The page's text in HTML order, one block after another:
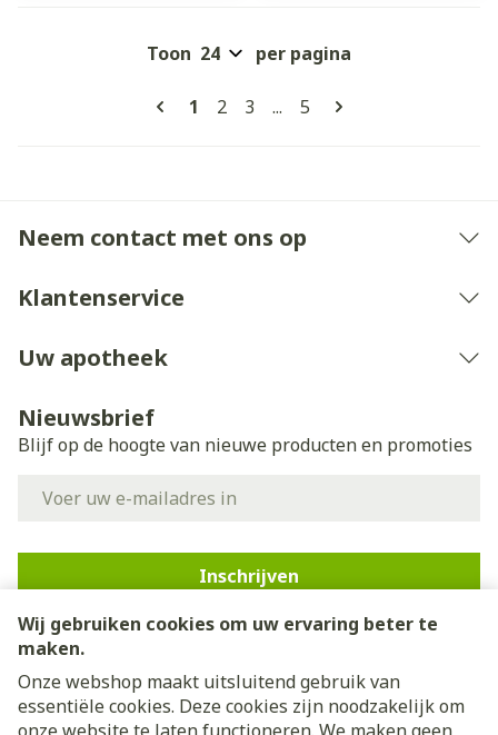
Wij gebruiken cookies om uw ervaring beter te
maken.
Onze webshop maakt uitsluitend gebruik van
essentiële cookies. Deze cookies zijn noodzakelijk om
Pagina's
U lees momenteel pagina
1 Pagina
2 Pagina
3 ... Pagina
5
Toon per pagina
Neem contact met ons op
Klantenservice
Uw apotheek
Nieuwsbrief
Blijf op de hoogte van nieuwe producten en promoties
Inschrijven
Door op inschrijven te klikken, schrijft u zich in voor onze
nieuwsbrief en gaat u akkoord met onze